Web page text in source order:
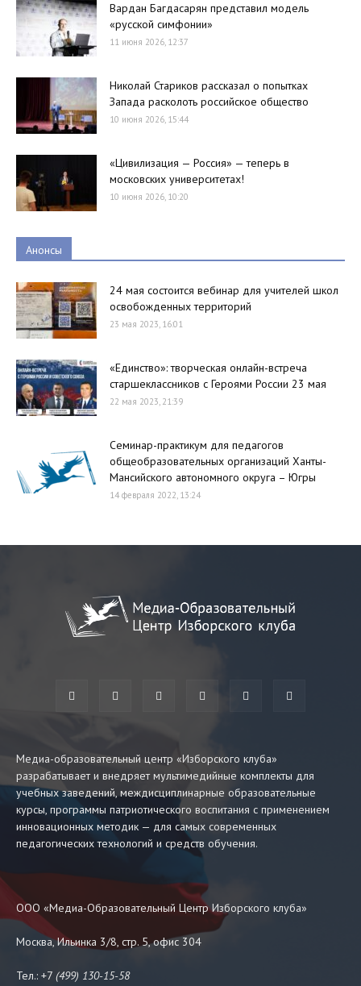
Вардан Багдасарян представил модель
«русской симфонии»
11 июня 2026, 12:37
Николай Стариков рассказал о попытках
Запада расколоть российское общество
10 июня 2026, 15:44
«Цивилизация — Россия» — теперь в
московских университетах!
10 июня 2026, 10:20
Анонсы
24 мая состоится вебинар для учителей школ
освобожденных территорий
23 мая 2023, 16:01
«Единство»: творческая онлайн-встреча
старшеклассников с Героями России 23 мая
22 мая 2023, 21:39
Семинар-практикум для педагогов
общеобразовательных организаций Ханты-
Мансийского автономного округа – Югры
14 февраля 2022, 13:24
Медиа-образовательный центр «Изборского клуба»
разрабатывает и внедряет мультимедийные комплекты для
учебных заведений, междисциплинарные образовательные
курсы, программы патриотического воспитания с применением
инновационных методик — для самых современных
педагогических технологий и средств обучения.
ООО «Медиа-Образовательный Центр Изборского клуба»
Москва, Ильинка 3/8, стр. 5, офис 304
Тел.: +7 (499) 130-15-58